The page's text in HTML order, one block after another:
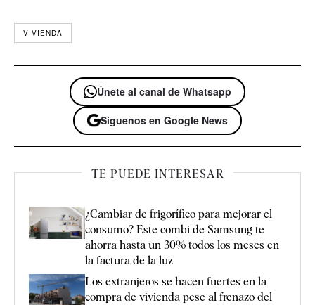
VIVIENDA
Únete al canal de Whatsapp
Síguenos en Google News
TE PUEDE INTERESAR
¿Cambiar de frigorífico para mejorar el
consumo? Este combi de Samsung te
ahorra hasta un 30% todos los meses en
la factura de la luz
Los extranjeros se hacen fuertes en la
compra de vivienda pese al frenazo del